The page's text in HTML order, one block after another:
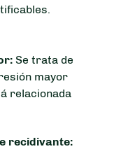
Se trata de
mayor
relacionada
recidivante: